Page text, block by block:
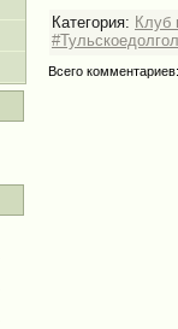
Категория: Клуб
Всего комментариев